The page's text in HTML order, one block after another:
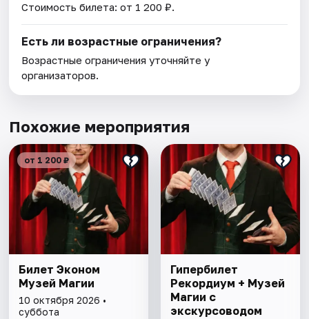
Стоимость билета: от 1 200 ₽.
Есть ли возрастные ограничения?
Возрастные ограничения уточняйте у
организаторов.
Похожие мероприятия
от 1 200 ₽
Билет Эконом
Музей Магии
10 октября 2026 •
суббота
Гипербилет
Рекордиум + Музей
Магии с
экскурсоводом